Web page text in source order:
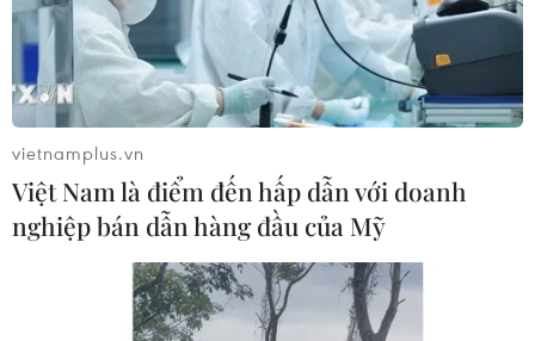
vietnamplus.vn
Việt Nam là điểm đến hấp dẫn với doanh
nghiệp bán dẫn hàng đầu của Mỹ